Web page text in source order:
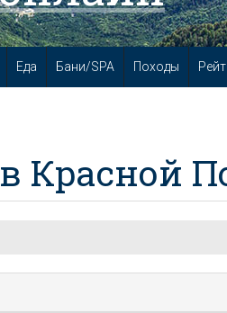
Еда Бани/SPA Походы
Красной